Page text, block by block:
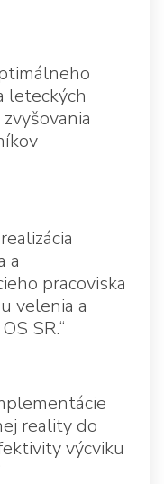
leteckých
a
pracoviska
velenia a
SR.“
reality do
výcviku